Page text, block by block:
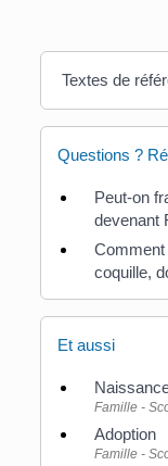
Textes de
Questions ?
Peut-on
devenant
Comment
coquille,
Et aussi
Famille -
Adoption
Famille -